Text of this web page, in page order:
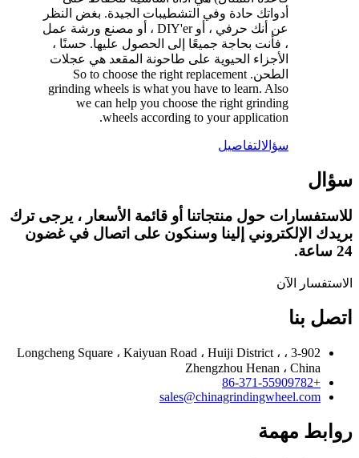
أدواتك حادة وفي التشطيبات الجيدة. بغض النظر
عن أنك حرفي ، أو DIY'er ، أو مصنع ورشة عمل
، فأنت بحاجة جميعًا إلى الحصول عليها. حسنًا ،
الأجزاء الحيوية على طاحونة المقعد هي عجلات
الطحن. So to choose the right replacement
grinding wheels is what you have to learn. Also
we can help you choose the right grinding
wheels according to your application.
سؤالالتفاصيل
سؤال
للاستفسارات حول منتجاتنا أو قائمة الأسعار ، يرجى ترك
بريدك الإلكتروني إلينا وسنكون على اتصال في غضون
24 ساعة.
الاستفسار الآن
اتصل بنا
3-902 ، Longcheng Square ، Kaiyuan Road ، Huiji District ،
Zhengzhou Henan ، China
+86-371-55909782
sales@chinagrindingwheel.com
روابط مهمة